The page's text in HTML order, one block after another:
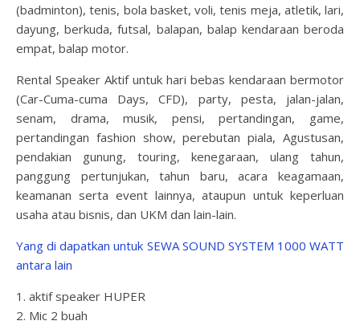
(badminton), tenis, bola basket, voli, tenis meja, atletik, lari,
dayung, berkuda, futsal, balapan, balap kendaraan beroda
empat, balap motor.
Rental Speaker Aktif untuk hari bebas kendaraan bermotor
(Car-Cuma-cuma Days, CFD), party, pesta, jalan-jalan,
senam, drama, musik, pensi, pertandingan, game,
pertandingan fashion show, perebutan piala, Agustusan,
pendakian gunung, touring, kenegaraan, ulang tahun,
panggung pertunjukan, tahun baru, acara keagamaan,
keamanan serta event lainnya, ataupun untuk keperluan
usaha atau bisnis, dan UKM dan lain-lain.
Yang di dapatkan untuk SEWA SOUND SYSTEM 1000 WATT
antara lain
1. aktif speaker HUPER
2. Mic 2 buah